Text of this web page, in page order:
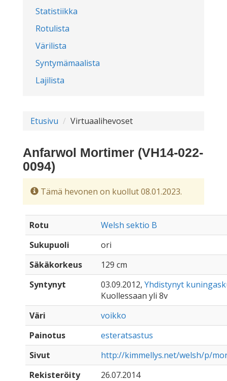
Statistiikka
Rotulista
Värilista
Syntymämaalista
Lajilista
Etusivu Virtuaalihevoset
Anfarwol Mortimer (VH14-022-
0094)
Tämä hevonen on kuollut 08.01.2023.
Rotu
Welsh sektio B
Sukupuoli
ori
Säkäkorkeus
129 cm
Syntynyt
03.09.2012, Yhdistynyt
Kuollessaan yli 8v
Väri
voikko
Painotus
esteratsastus
Sivut
http://kimmellys.net/welsh/p/
Rekisteröity
26.07.2014